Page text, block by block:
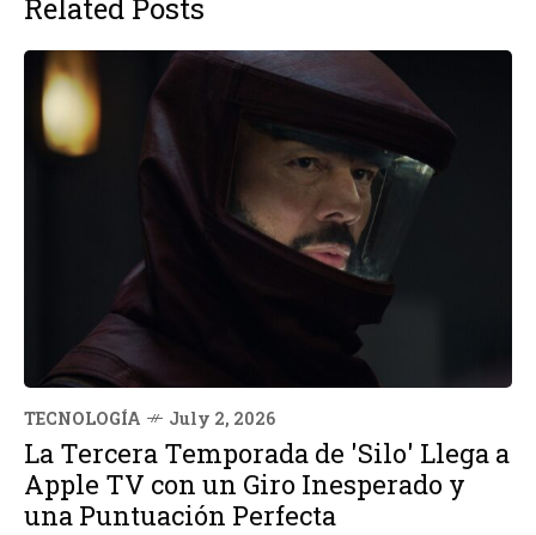
Related Posts
TECNOLOGÍA July 2, 2026
La Tercera Temporada de 'Silo' Llega a
Apple TV con un Giro Inesperado y
una Puntuación Perfecta